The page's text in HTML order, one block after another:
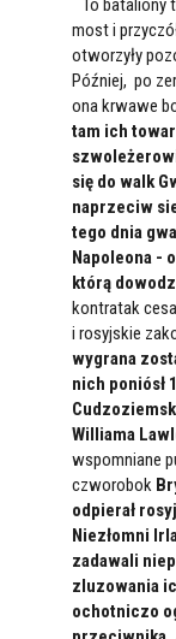
most i
otworzyły
Później, po
ona krwawe
tam ich
się do walk
naprzeciw
tego dnia
Napoleona -
którą
kontratak
i rosyjskie
wygrana
nich poniósł
Williama
wspomniane
czworobok
odpierał
Niezłomni
zadawali
zluzowania
ochotniczo